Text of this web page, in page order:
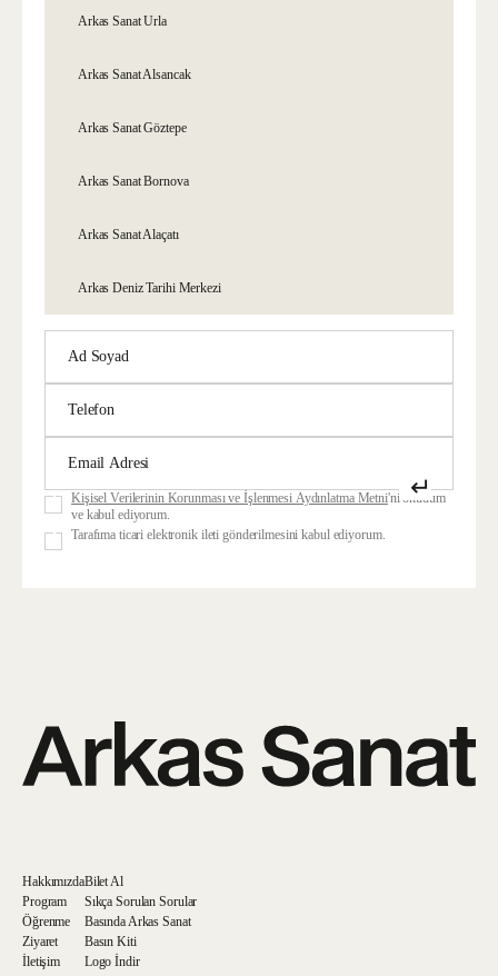
Arkas Sanat Urla
Arkas Sanat Alsancak
Arkas Sanat Göztepe
Arkas Sanat Bornova
Arkas Sanat Alaçatı
Arkas Deniz Tarihi Merkezi
Kişisel Verilerinin Korunması ve İşlenmesi Aydınlatma Metni'ni okudum
ve kabul ediyorum.
Tarafıma ticari elektronik ileti gönderilmesini kabul ediyorum.
↵
Hakkımızda
Program
Öğrenme
Ziyaret
İletişim
Bilet Al
Sıkça Sorulan Sorular
Basında Arkas Sanat
Basın Kiti
Logo İndir